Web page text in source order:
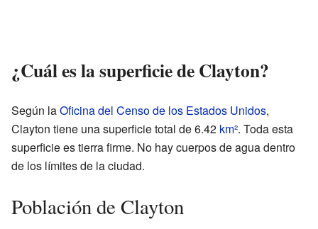
¿Cuál es la superficie de Clayton?
Según laOficina del Censo de los Estados Unidos,
Clayton tiene una superficie total de 6.42 km². Toda esta
superficie es tierra firme. No hay cuerpos de agua dentro
de los límites de la ciudad.
Población de Clayton